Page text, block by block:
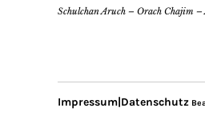
Schulchan Aruch – Orach Chajim
Impressum|Datenschutz